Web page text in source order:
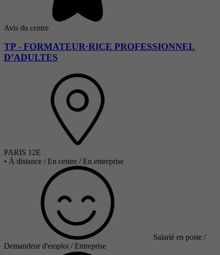
Avis du centre
TP - FORMATEUR·RICE PROFESSIONNEL
D’ADULTES
PARIS 12E
• À distance / En centre / En entreprise
Salarié en poste /
Demandeur d'emploi / Entreprise